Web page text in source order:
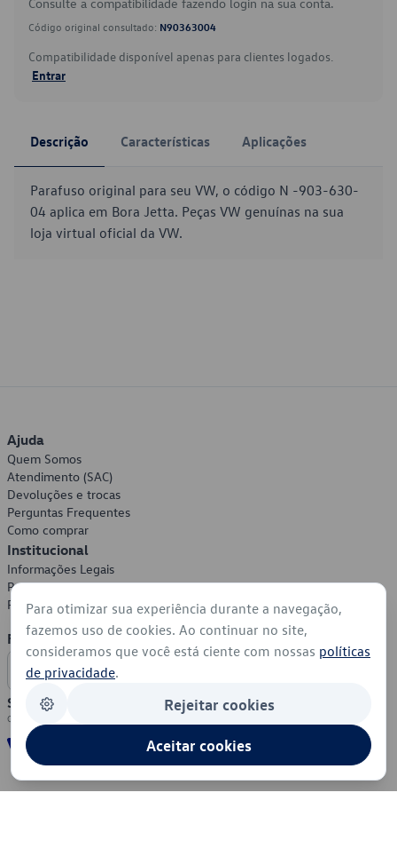
Código original consultado: N90363004
Compatibilidade disponível apenas para clientes logados.
Entrar
Descrição Características Aplicações
Parafuso original para seu VW, o código N -903-630-
04 aplica em Bora Jetta. Peças VW genuínas na sua
loja virtual oficial da VW.
Ajuda
Quem Somos
Atendimento (SAC)
Devoluções e trocas
Perguntas Frequentes
Como comprar
Institucional
Informações Legais
Política de Privacidade
Política de Cookies
Formas de Pagamento
Segurança
Para otimizar sua experiência durante a navegação,
fazemos uso de cookies. Ao continuar no site,
consideramos que você está ciente com nossas políticas
de privacidade.
Rejeitar cookies
Aceitar cookies